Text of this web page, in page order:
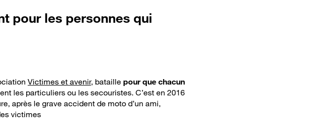
pour les personnes qui
Victimes et avenir, bataille pour que chacun
les particuliers ou les secouristes. C’est en 2016
après le grave accident de moto d’un ami,
victimes